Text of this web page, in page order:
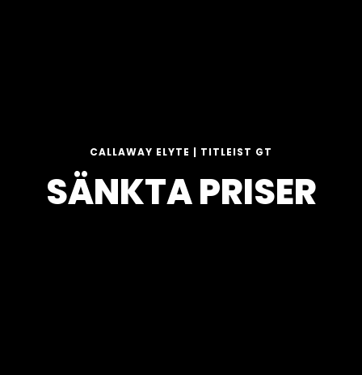
CALLAWAY ELYTE | TITLEIST GT
SÄNKTA PRISER